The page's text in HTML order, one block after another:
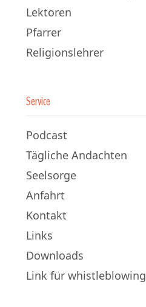
Lektoren
Pfarrer
Religionslehrer
Service
Podcast
Tägliche Andachten
Seelsorge
Anfahrt
Kontakt
Links
Downloads
Link für whistleblowing